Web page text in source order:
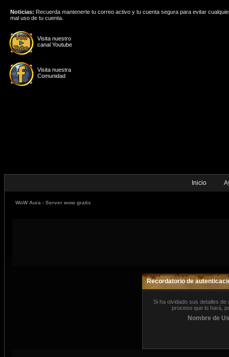
Visita nuestro
canal Youtube
Visita nuestra
Comunidad
Noticias: Recuerda mantenerte tu correo activo y tu cuenta segura para evitar
mal uso de tu cuenta.
Inicio
WoW Aura - Server wow gratis
Recordatorio de
Si ha olvidado sus detalles
proceso que lo hará,
Nombre de